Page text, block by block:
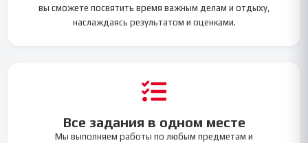
вы сможете посвятить время важным делам и отдыху,
наслаждаясь результатом и оценками.
Все задания в одном месте
Мы выполняем работы по любым предметам и